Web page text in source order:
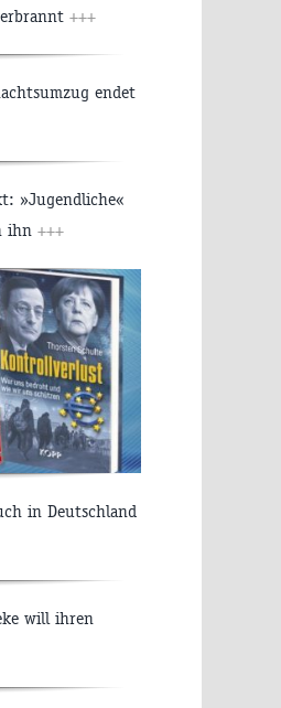
+++
endet
»Jugendliche«
ihn +++
in Deutschland
will ihren